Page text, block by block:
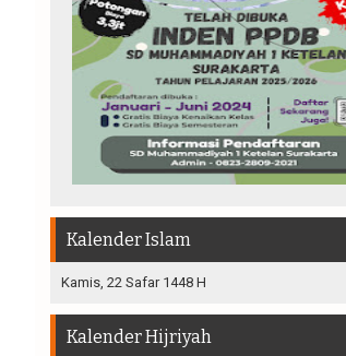
Kalender Islam
Kamis, 22 Safar 1448 H
Kalender Hijriyah